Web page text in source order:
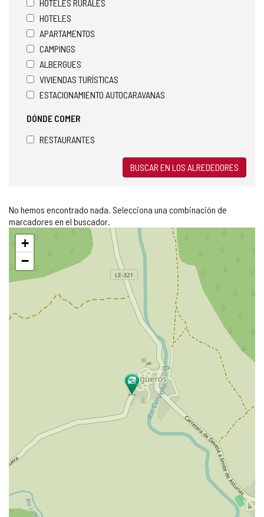
HOTELES RURALES
HOTELES
APARTAMENTOS
CAMPINGS
ALBERGUES
VIVIENDAS TURÍSTICAS
ESTACIONAMIENTO AUTOCARAVANAS
DÓNDE COMER
RESTAURANTES
BUSCAR EN LOS ALREDEDORES
No hemos encontrado nada. Selecciona una combinación de
marcadores en el buscador.
Saltar
mapa
+
−